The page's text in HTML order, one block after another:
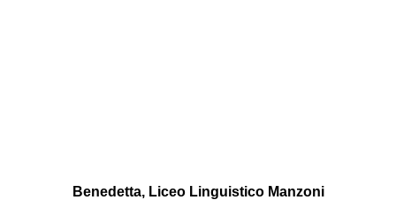
Benedetta, Liceo Linguistico Manzoni